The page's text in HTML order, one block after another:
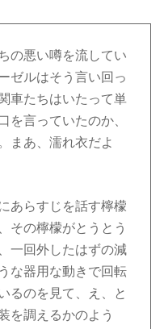
の悪い噂を流してい
ゼルはそう言い回っ
車たちはいたって単
を言っていたのか、
まあ、濡れ衣だよ
あらすじを話す檸檬
その檸檬がとうとう
一回外したはずの減
な器用な動きで回転
るのを見て、え、と
を調えるかのよう